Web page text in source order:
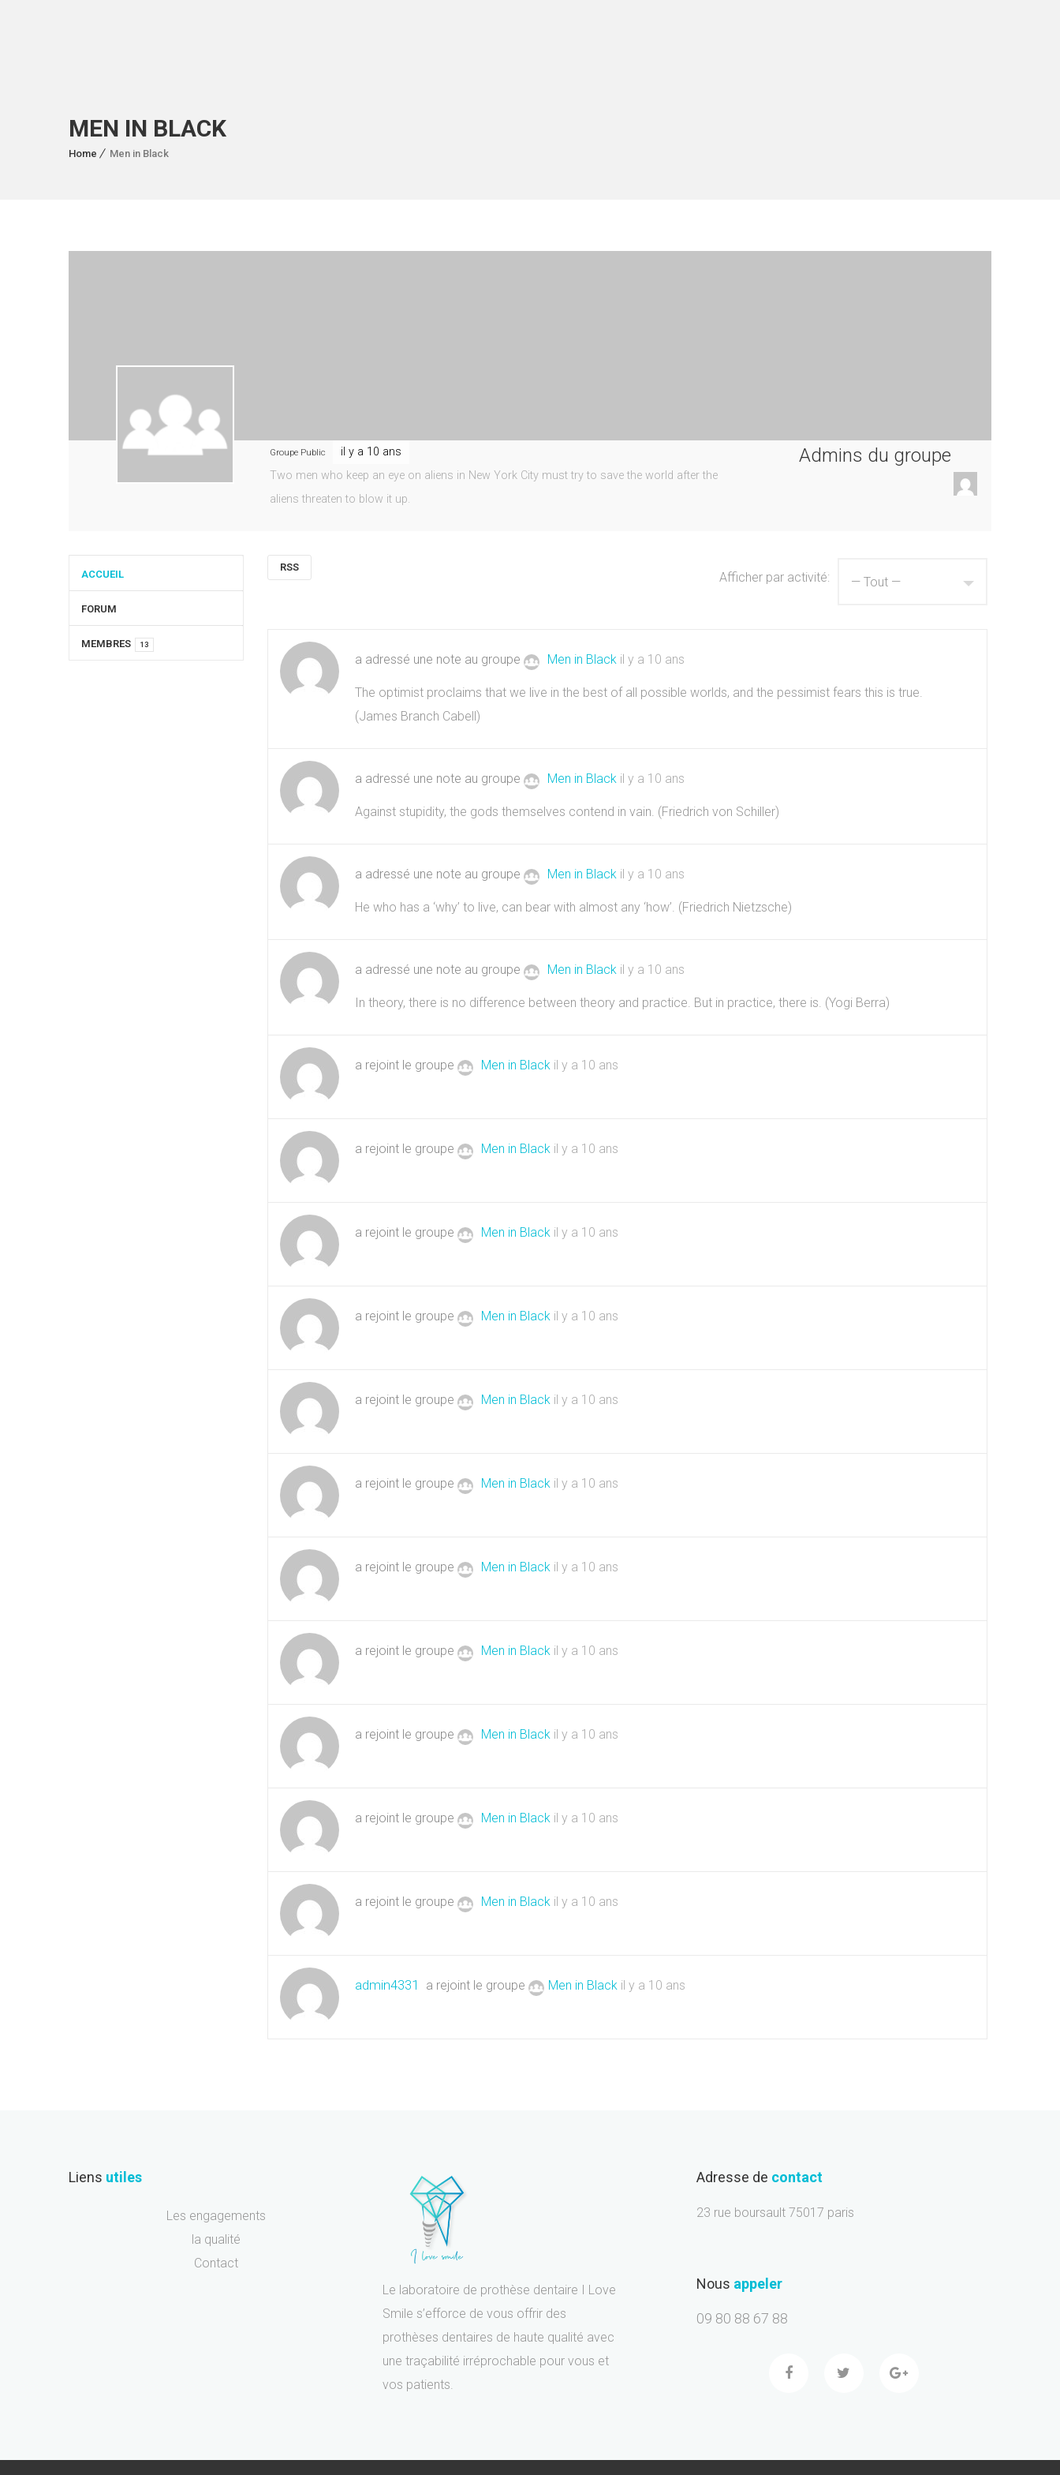
MEN IN BLACK
Home Men in Black
Groupe Public
il y a 10 ans
Two men who keep an eye on aliens in New York City must try to save the world after the
aliens threaten to blow it up.
Admins du groupe
ACCUEIL
FORUM
MEMBRES 13
RSS
Afficher par activité:
a adressé une note au groupe Men in Black il y a 10 ans
The optimist proclaims that we live in the best of all possible worlds, and the pessimist fears this is true.
(James Branch Cabell)
a adressé une note au groupe Men in Black il y a 10 ans
Against stupidity, the gods themselves contend in vain. (Friedrich von Schiller)
a adressé une note au groupe Men in Black il y a 10 ans
He who has a ‘why’ to live, can bear with almost any ‘how’. (Friedrich Nietzsche)
a adressé une note au groupe Men in Black il y a 10 ans
In theory, there is no difference between theory and practice. But in practice, there is. (Yogi Berra)
a rejoint le groupe Men in Black il y a 10 ans
a rejoint le groupe Men in Black il y a 10 ans
a rejoint le groupe Men in Black il y a 10 ans
a rejoint le groupe Men in Black il y a 10 ans
a rejoint le groupe Men in Black il y a 10 ans
a rejoint le groupe Men in Black il y a 10 ans
a rejoint le groupe Men in Black il y a 10 ans
a rejoint le groupe Men in Black il y a 10 ans
a rejoint le groupe Men in Black il y a 10 ans
a rejoint le groupe Men in Black il y a 10 ans
a rejoint le groupe Men in Black il y a 10 ans
admin4331 a rejoint le groupe Men in Black il y a 10 ans
Liens utiles
Les engagements
la qualité
Contact
Le laboratoire de prothèse dentaire I Love
Smile s’efforce de vous offrir des
prothèses dentaires de haute qualité avec
une traçabilité irréprochable pour vous et
vos patients.
Adresse de contact
23 rue boursault 75017 paris
Nous appeler
09 80 88 67 88